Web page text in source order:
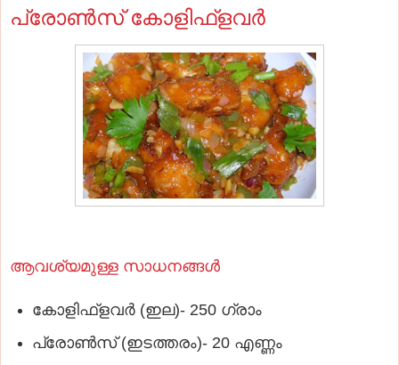
പ്രോണ്‍സ്‌ കോളിഫ്‌ളവര്‍
ആവശ്യമുള്ള സാധനങ്ങള്‍
കോളിഫ്‌ളവര്‍ (ഇല)- 250 ഗ്രാം
പ്രോണ്‍സ്‌ (ഇടത്തരം)- 20 എണ്ണം